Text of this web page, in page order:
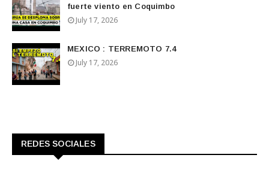
fuerte viento en Coquimbo
July 17, 2026
MEXICO : TERREMOTO 7.4
July 17, 2026
REDES SOCIALES